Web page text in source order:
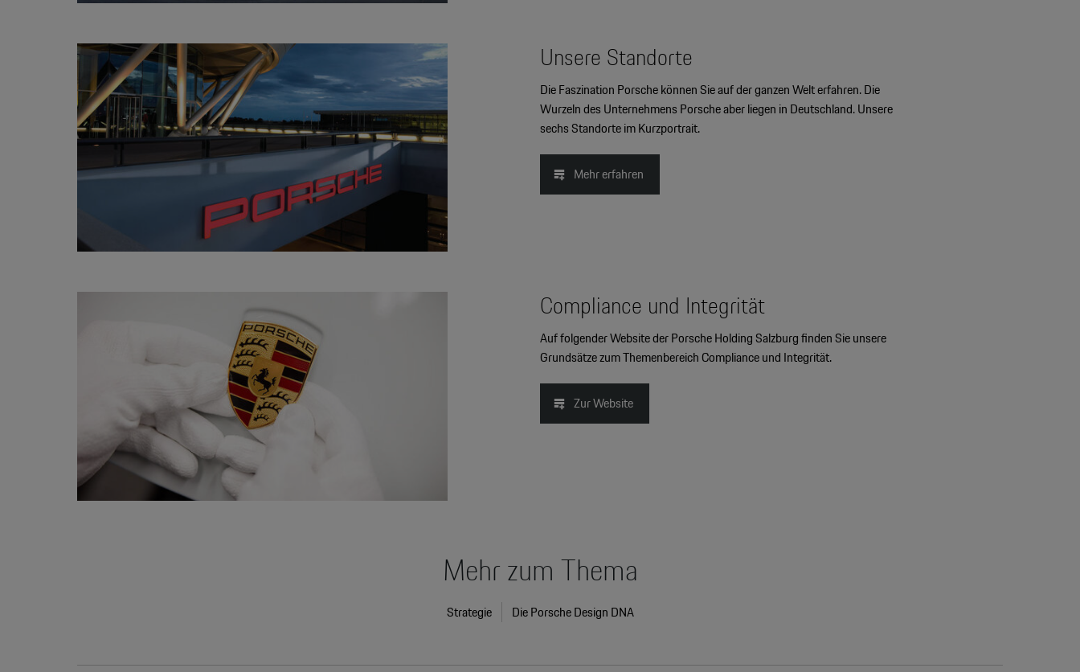
Unsere Standorte
Die Faszination Porsche können Sie auf der ganzen Welt erfahren. Die
Wurzeln des Unternehmens Porsche aber liegen in Deutschland. Unsere
sechs Standorte im Kurzportrait.
Mehr erfahren
Compliance und Integrität
Auf folgender Website der Porsche Holding Salzburg finden Sie unsere
Grundsätze zum Themenbereich Compliance und Integrität.
Zur Website
Mehr zum Thema
Strategie Die Porsche Design DNA